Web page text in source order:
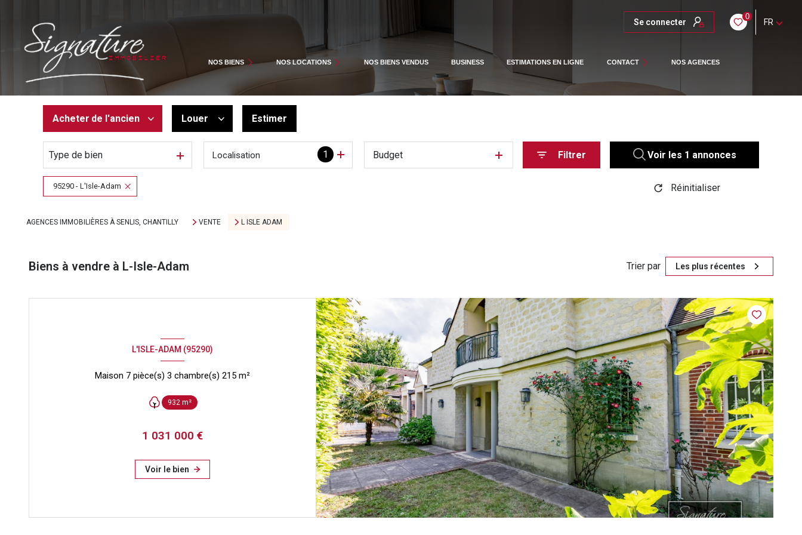
Se connecter
0
FR
NOS BIENS
APPARTEMENTS
AUTRES BIENS
NOS LOCATIONS
APPARTEMENTS
AUTRES BIENS
NOS BIENS VENDUS BUSINESS ESTIMATIONS EN LIGNE CONTACT
NOTRE ÉQUIPE NOS AGENCES
Acheter de l'ancien
De l'ancien
De l'immo pro
Louer
à l'année
Estimer
Type de bien 1
Localisation Budget Filtrer Voir les 1 annonces
95290 - L'Isle-Adam Réinitialiser
AGENCES IMMOBILIÈRES À SENLIS, CHANTILLY VENTE L ISLE ADAM
Biens à vendre à L-Isle-Adam Trier par Les plus récentes
L'ISLE-ADAM (95290)
Maison 7 pièce(s) 3 chambre(s) 215 m²
932 m²
1 031 000 €
Voir le bien